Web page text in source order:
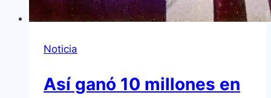
Noticia
Así ganó 10 millones en